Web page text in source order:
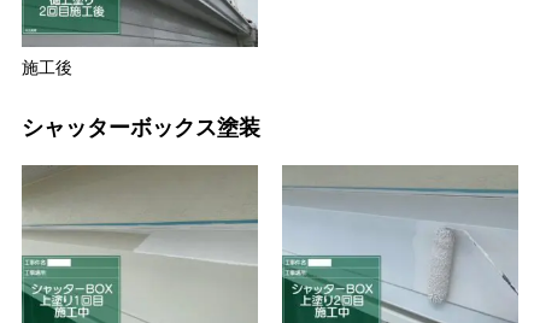
施工後
シャッターボックス塗装